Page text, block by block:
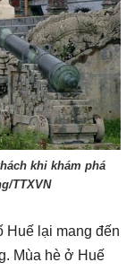
khi khám phá
TTXVN
Huế lại mang đến
Mùa hè ở Huế